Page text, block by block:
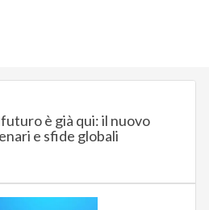
è già qui: il nuovo
e sfide globali